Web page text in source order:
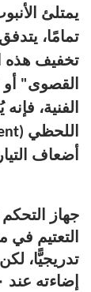
يمتلئ
تمامًا،
تخفيف هذه
القصوى" أو
الفنية،
أضعاف
تدريجيًّا،